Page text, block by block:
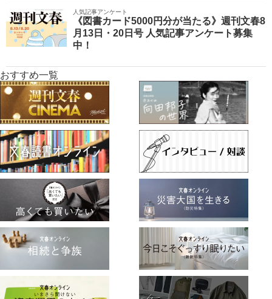
人気記事アンケート
《図書カード5000円分が当たる》週刊文春8
月13日・20日号 人気記事アンケート募集
中！
おすすめ一覧